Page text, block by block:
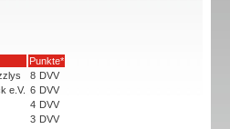
Punkte*
8 DVV
e.V. 6 DVV
4 DVV
3 DVV